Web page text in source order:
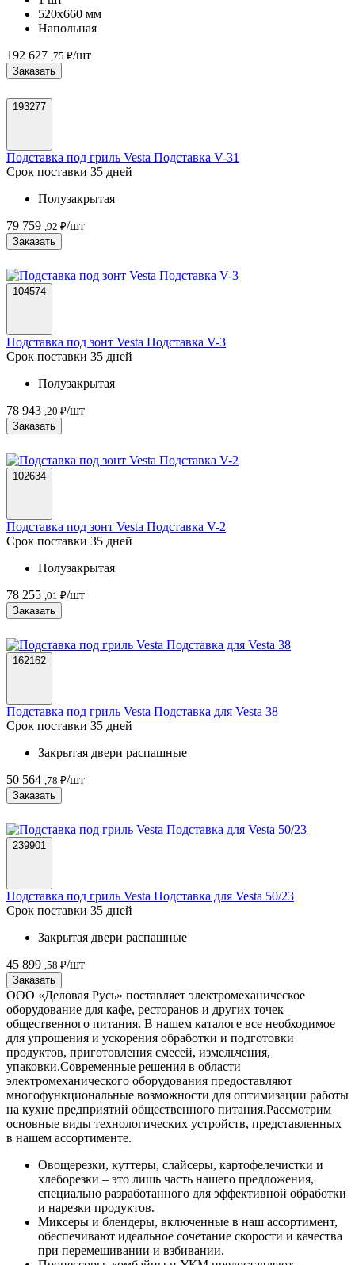
520х660 мм
Напольная
192 627 ,75 ₽/шт
Заказать
193277
Подставка под гриль Vesta Подставка V-31
Срок поставки 35 дней
Полузакрытая
79 759 ,92 ₽/шт
Заказать
104574
Подставка под зонт Vesta Подставка V-3
Срок поставки 35 дней
Полузакрытая
78 943 ,20 ₽/шт
Заказать
102634
Подставка под зонт Vesta Подставка V-2
Срок поставки 35 дней
Полузакрытая
78 255 ,01 ₽/шт
Заказать
162162
Подставка под гриль Vesta Подставка для Vesta 38
Срок поставки 35 дней
Закрытая двери распашные
50 564 ,78 ₽/шт
Заказать
239901
Подставка под гриль Vesta Подставка для Vesta 50/23
Срок поставки 35 дней
Закрытая двери распашные
45 899 ,58 ₽/шт
Заказать
ООО «Деловая Русь» поставляет электромеханическое
оборудование для кафе, ресторанов и других точек
общественного питания. В нашем каталоге все необходимое
для упрощения и ускорения обработки и подготовки
продуктов, приготовления смесей, измельчения,
упаковки.Современные решения в области
электромеханического оборудования предоставляют
многофункциональные возможности для оптимизации работы
на кухне предприятий общественного питания.Рассмотрим
основные виды технологических устройств, представленных
в нашем ассортименте.
Овощерезки, куттеры, слайсеры, картофелечистки и
хлеборезки – это лишь часть нашего предложения,
специально разработанного для эффективной обработки
и нарезки продуктов.
Миксеры и блендеры, включенные в наш ассортимент,
обеспечивают идеальное сочетание скорости и качества
при перемешивании и взбивании.